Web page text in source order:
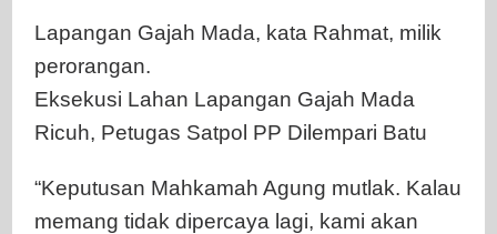
Lapangan Gajah Mada, kata Rahmat, milik
perorangan.
Eksekusi Lahan Lapangan Gajah Mada
Ricuh, Petugas Satpol PP Dilempari Batu
“Keputusan Mahkamah Agung mutlak. Kalau
memang tidak dipercaya lagi, kami akan